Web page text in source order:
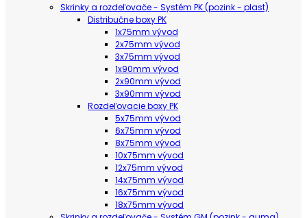
Skrinky a rozdeľovače - Systém PK (pozink - plast)
Distribučne boxy PK
1x75mm vývod
2x75mm vývod
3x75mm vývod
1x90mm vývod
2x90mm vývod
3x90mm vývod
Rozdeľovacie boxy PK
5x75mm vývod
6x75mm vývod
8x75mm vývod
10x75mm vývod
12x75mm vývod
14x75mm vývod
16x75mm vývod
18x75mm vývod